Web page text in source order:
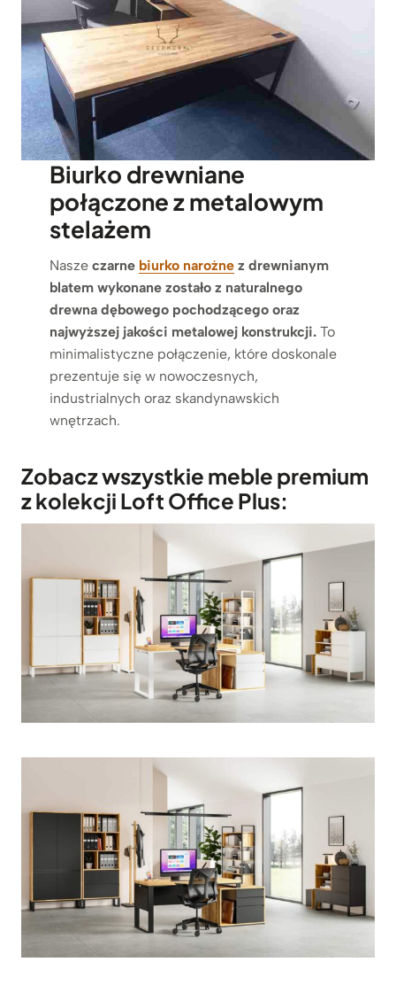
Biurko drewniane
połączone z metalowym
stelażem
Nasze czarne biurko narożne z drewnianym
blatem wykonane zostało z naturalnego
drewna dębowego pochodzącego oraz
najwyższej jakości metalowej konstrukcji. To
minimalistyczne połączenie, które doskonale
prezentuje się w nowoczesnych,
industrialnych oraz skandynawskich
wnętrzach.
Zobacz wszystkie meble premium
z kolekcji Loft Office Plus: